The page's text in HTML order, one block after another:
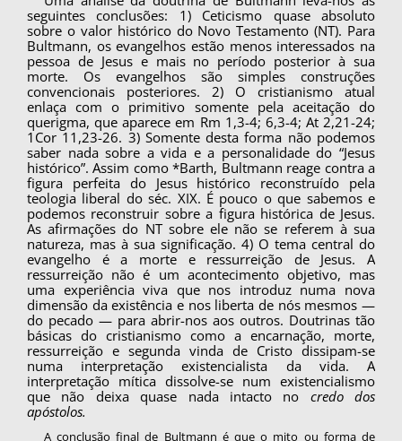
seguintes conclusões: 1) Ceticismo quase absoluto
sobre o valor histórico do Novo Testa­mento (NT). Para
Bultmann, os evangelhos estão menos interessados na
pessoa de Jesus e mais no período posterior à sua
morte. Os evangelhos são simples construções
convencionais posteriores. 2) O cristianismo atual
enlaça com o primitivo so­mente pela aceitação do
querigma, que aparece em Rm 1,3-4; 6,3-4; At 2,21-24;
1Cor 11,23-26. 3) Somente desta forma não podemos
saber nada sobre a vida e a personalidade do “Jesus
históri­co”. Assim como *Barth, Bultmann reage contra a
figura perfeita do Jesus histórico reconstruído pela
teologia liberal do séc. XIX. É pouco o que sabemos e
podemos reconstruir sobre a figura histórica de Jesus.
As afirmações do NT sobre ele não se referem à sua
natureza, mas à sua signifi­cação. 4) O tema central do
evangelho é a morte e ressurreição de Jesus. A
ressurreição não é um acontecimento objetivo, mas
uma experiência viva que nos introduz numa nova
dimensão da existência e nos liberta de nós mesmos —
do pe­cado — para abrir-nos aos outros. Doutrinas tão
básicas do cristianismo como a encarnação, mor­te,
ressurreição e segunda vinda de Cristo dissi­pam-se
numa interpretação existencialista da vida. A
interpretação mítica dissolve-se num existencialismo
que não deixa quase nada intacto no credo dos
apóstolos.
A conclusão final de Bultmann é que o mito ou forma de